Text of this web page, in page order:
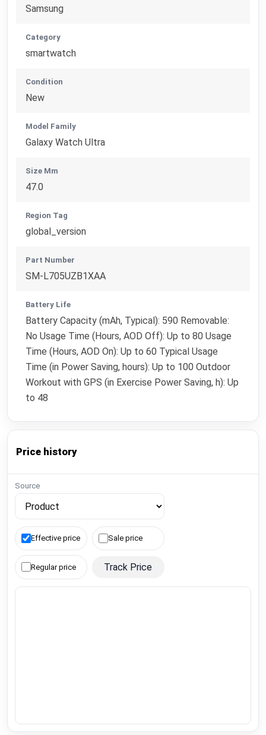
Samsung
Category
smartwatch
Condition
New
Model Family
Galaxy Watch Ultra
Size Mm
47.0
Region Tag
global_version
Part Number
SM-L705UZB1XAA
Battery Life
Battery Capacity (mAh, Typical): 590 Removable:
No Usage Time (Hours, AOD Off): Up to 80 Usage
Time (Hours, AOD On): Up to 60 Typical Usage
Time (in Power Saving, hours): Up to 100 Outdoor
Workout with GPS (in Exercise Power Saving, h): Up
to 48
Price history
Source
Effective price Sale price
Regular price Track Price